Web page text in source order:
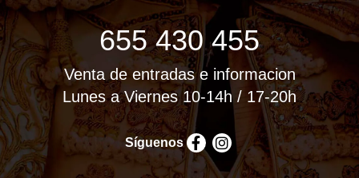
655 430 455
Venta de entradas e informacion
Lunes a Viernes 10-14h / 17-20h
Síguenos